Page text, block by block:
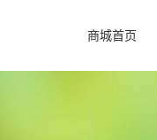
商城首页